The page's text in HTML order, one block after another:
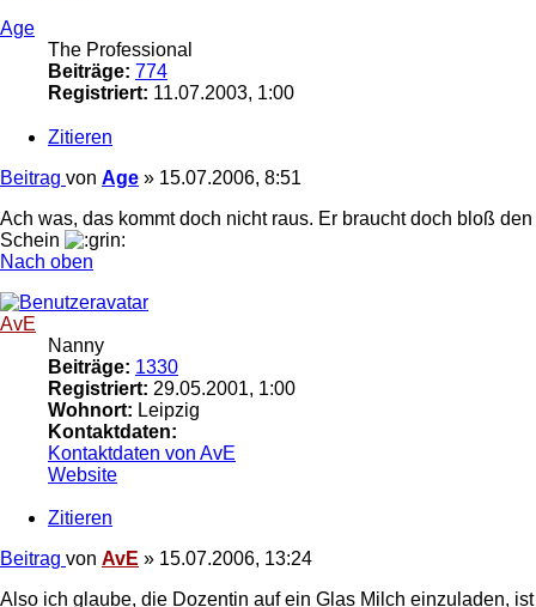
Age
The Professional
Beiträge: 774
Registriert: 11.07.2003, 1:00
Zitieren
Beitrag von Age » 15.07.2006, 8:51
Ach was, das kommt doch nicht raus. Er braucht doch bloß den
Schein
Nach oben
AvE
Nanny
Beiträge: 1330
Registriert: 29.05.2001, 1:00
Wohnort: Leipzig
Kontaktdaten:
Kontaktdaten von AvE
Website
Zitieren
Beitrag von AvE » 15.07.2006, 13:24
Also ich glaube, die Dozentin auf ein Glas Milch einzuladen, ist